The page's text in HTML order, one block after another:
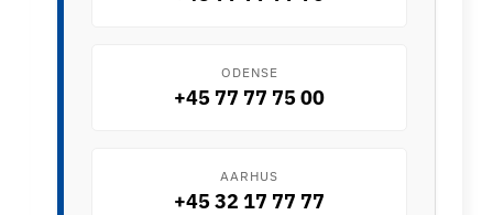
ODENSE
+45 77 77 75 00
AARHUS
+45 32 17 77 77